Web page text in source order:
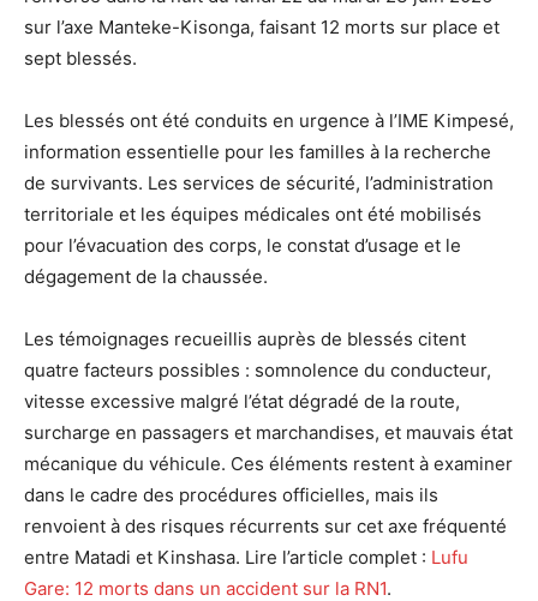
sur l’axe Manteke-Kisonga, faisant 12 morts sur place et
sept blessés.
Les blessés ont été conduits en urgence à l’IME Kimpesé,
information essentielle pour les familles à la recherche
de survivants. Les services de sécurité, l’administration
territoriale et les équipes médicales ont été mobilisés
pour l’évacuation des corps, le constat d’usage et le
dégagement de la chaussée.
Les témoignages recueillis auprès de blessés citent
quatre facteurs possibles : somnolence du conducteur,
vitesse excessive malgré l’état dégradé de la route,
surcharge en passagers et marchandises, et mauvais état
mécanique du véhicule. Ces éléments restent à examiner
dans le cadre des procédures officielles, mais ils
renvoient à des risques récurrents sur cet axe fréquenté
entre Matadi et Kinshasa. Lire l’article complet : Lufu
Gare: 12 morts dans un accident sur la RN1.